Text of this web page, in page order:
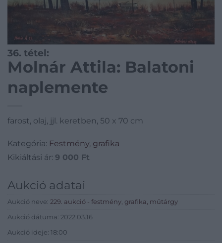
36. tétel:
Molnár Attila: Balatoni
naplemente
farost, olaj, jjl. keretben, 50 x 70 cm
Kategória: Festmény, grafika
Kikiáltási ár: 9 000 Ft
Aukció adatai
Aukció neve: 229. aukció - festmény, grafika, műtárgy
Aukció dátuma: 2022.03.16
Aukció ideje: 18:00